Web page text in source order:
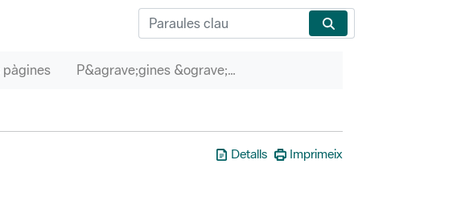
pàgines P&agrave;gines &ograve;rfenes
Detalls Imprimeix